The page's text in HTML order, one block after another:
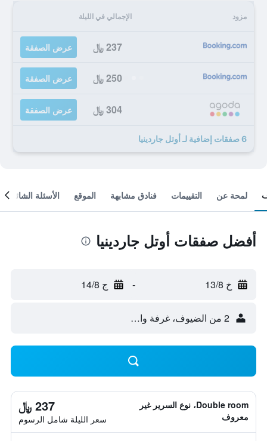
مزود الإجمالي في الليلة
237 ﷼ عرض الصفقة
250 ﷼ عرض الصفقة
304 ﷼ عرض الصفقة
6 صفقات إضافية لـ أوتل جاردينيا
لمحة عن التقييمات فنادق مشابهة الموقع الأسئلة الشائعة
أفضل صفقات أوتل جاردينيا
خ 13/8 - ج 14/8
2 من الضيوف، غرفة واحدة
Double room، نوع السرير غير
معروف
237 ﷼
سعر الليلة شامل الرسوم